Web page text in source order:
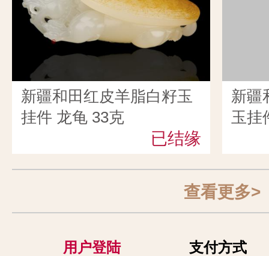
新疆和田红皮羊脂白籽玉
挂件 龙龟 33克
已结缘
新疆
玉挂
查看更多>
用户登陆
支付方式